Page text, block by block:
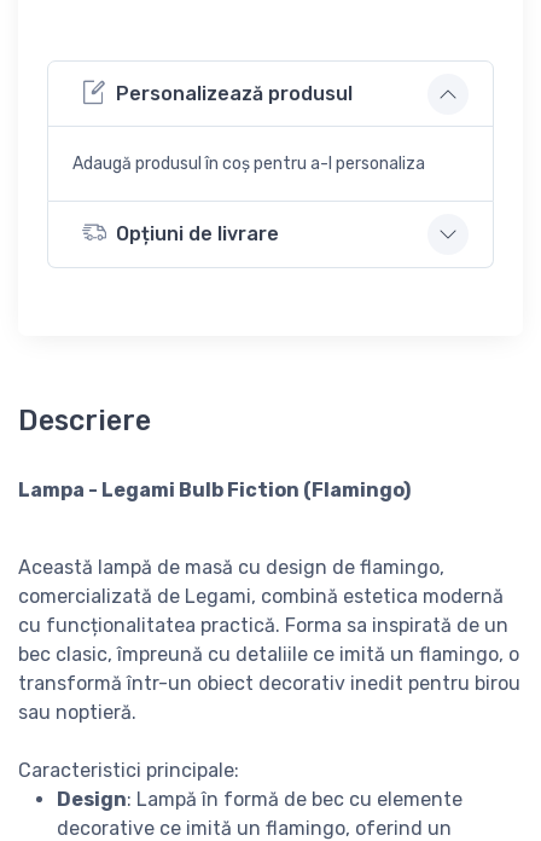
Personalizează produsul
Adaugă produsul în coș pentru a-l personaliza
Opțiuni de livrare
Descriere
Lampa - Legami Bulb Fiction (Flamingo)
Această lampă de masă cu design de flamingo,
comercializată de Legami, combină estetica modernă
cu funcționalitatea practică. Forma sa inspirată de un
bec clasic, împreună cu detaliile ce imită un flamingo, o
transformă într-un obiect decorativ inedit pentru birou
sau noptieră.
Caracteristici principale:
Design: Lampă în formă de bec cu elemente
decorative ce imită un flamingo, oferind un